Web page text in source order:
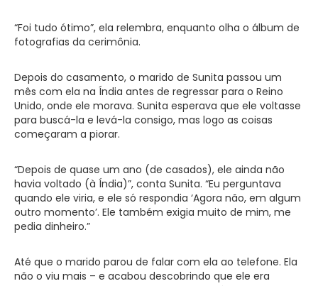
“Foi tudo ótimo”, ela relembra, enquanto olha o álbum de
fotografias da cerimônia.
Depois do casamento, o marido de Sunita passou um
mês com ela na Índia antes de regressar para o Reino
Unido, onde ele morava. Sunita esperava que ele voltasse
para buscá-la e levá-la consigo, mas logo as coisas
começaram a piorar.
“Depois de quase um ano (de casados), ele ainda não
havia voltado (à Índia)”, conta Sunita. “Eu perguntava
quando ele viria, e ele só respondia ‘Agora não, em algum
outro momento’. Ele também exigia muito de mim, me
pedia dinheiro.”
Até que o marido parou de falar com ela ao telefone. Ela
não o viu mais – e acabou descobrindo que ele era